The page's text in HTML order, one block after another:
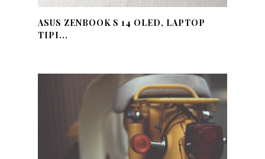
ASUS ZENBOOK S 14 OLED, LAPTOP
TIPI...